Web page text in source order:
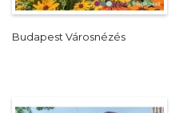
Budapest Városnézés